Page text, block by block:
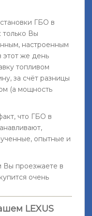
ГБО в
только Вы
настроенным
этот же день
топливом
за счёт разницы
(а мощность
что ГБО в
опытные и
Вы проезжаете в
очень
LEXUS